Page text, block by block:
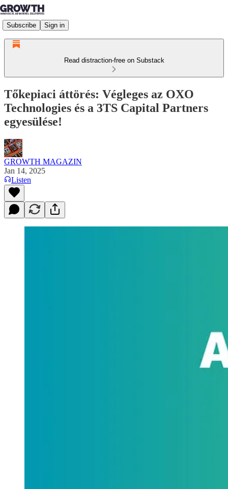
Subscribe Sign in
Read distraction-free on Substack
Tőkepiaci áttörés: Végleges az OXO
Technologies és a 3TS Capital Partners
egyesülése!
GROWTH MAGAZIN
Jan 14, 2025
Listen